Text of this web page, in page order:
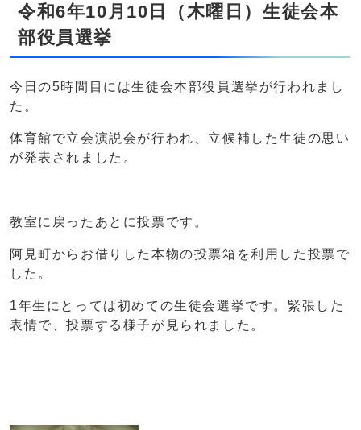
令和6年10月10日（木曜日）生徒会本
部役員選挙
今日の5時間目には生徒会本部役員選挙が行われまし
た。
体育館で立会演説会が行われ、立候補した生徒の思い
が発表されました。
教室に戻ったあとに投票です。
阿見町からお借りした本物の投票箱を利用した投票で
した。
1年生にとっては初めての生徒会選挙です。緊張した
表情で、投票する様子が見られました。